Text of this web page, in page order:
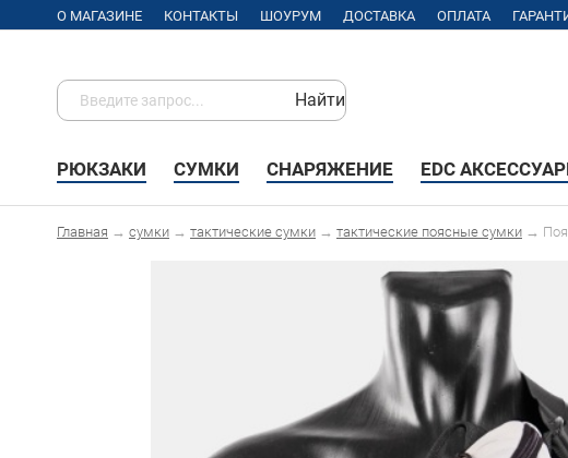
О МАГАЗИНЕ КОНТАКТЫ ШОУРУМ ДОСТАВКА ОПЛАТА
Найти
РЮКЗАКИ СУМКИ СНАРЯЖЕНИЕ EDC
Главная → сумки → тактические сумки → тактические поясные сумки →